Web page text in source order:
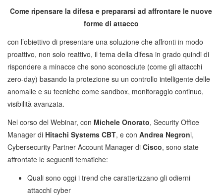
Come ripensare la difesa e prepararsi ad affrontare le nuove
forme di attacco
con l’obiettivo di presentare una soluzione che affronti in modo
proattivo, non solo reattivo, il tema della difesa in grado quindi di
rispondere a minacce che sono sconosciute (come gli attacchi
zero-day) basando la protezione su un controllo intelligente delle
anomalie e su tecniche come sandbox, monitoraggio continuo,
visibilità avanzata.
Nel corso del Webinar, con Michele Onorato, Security Office
Manager di Hitachi Systems CBT, e con Andrea Negroni,
Cybersecurity Partner Account Manager di Cisco, sono state
affrontate le seguenti tematiche:
Quali sono oggi i trend che caratterizzano gli odierni
attacchi cyber